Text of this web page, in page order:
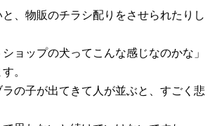
、物販のチラシ配りをさせられたりし
ショップの犬ってこんな感じなのかな」
。
の子が出てきて人が並ぶと、すごく悲